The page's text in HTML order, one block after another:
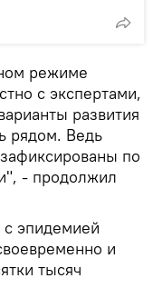
режиме
с экспертами,
развития
рядом. Ведь
по
- продолжил
с эпидемией
и
тысяч